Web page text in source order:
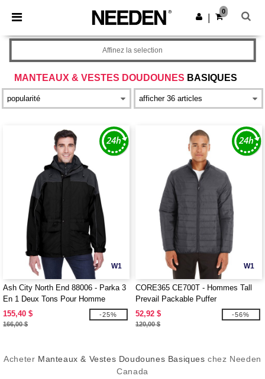
× Appli Needen
Meilleurs prix sur l’app !
Obtenir l'appli
0
MANTEAUX & VESTES DOUDOUNES BASIQUES
Affinez la selection
W1
Ash City North End 88006 - Parka 3
En 1 Deux Tons Pour Homme
155,40 $
166,00 $
-25%
W1
CORE365 CE700T - Hommes Tall
Prevail Packable Puffer
52,92 $
120,00 $
-56%
Acheter Manteaux & Vestes Doudounes Basiques chez Needen
Canada